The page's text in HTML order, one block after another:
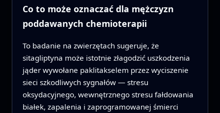
Co to może oznaczać dla mężczyzn
poddawanych chemioterapii
To badanie na zwierzętach sugeruje, że
sitagliptyna może istotnie złagodzić uszkodzenia
jąder wywołane paklitakselem przez wyciszenie
sieci szkodliwych sygnałów — stresu
oksydacyjnego, wewnętrznego stresu fałdowania
białek, zapalenia i zaprogramowanej śmierci